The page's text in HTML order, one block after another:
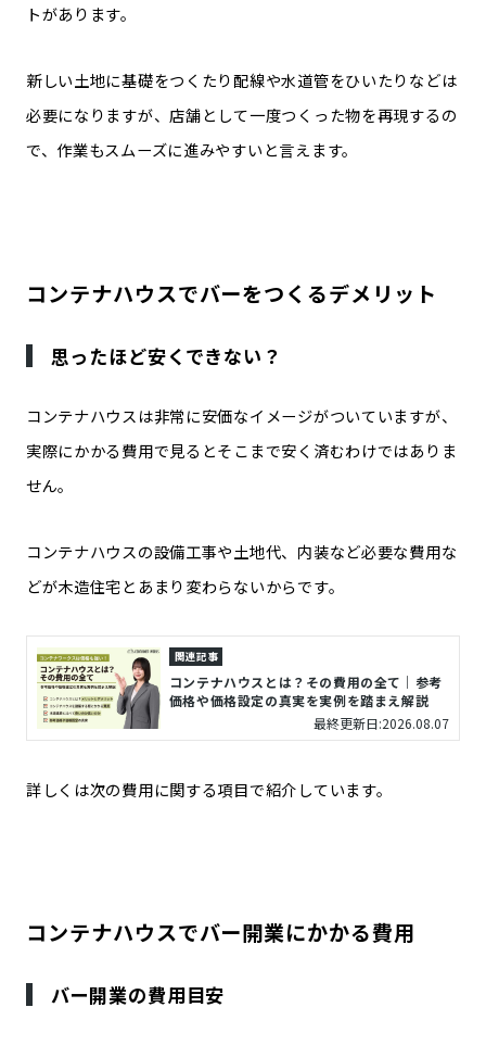
トがあります。
新しい土地に基礎をつくたり配線や水道管をひいたりなどは
必要になりますが、店舗として一度つくった物を再現するの
で、作業もスムーズに進みやすいと言えます。
コンテナハウスでバーをつくるデメリット
思ったほど安くできない？
コンテナハウスは非常に安価なイメージがついていますが、
実際にかかる費用で見るとそこまで安く済むわけではありま
せん。
コンテナハウスの設備工事や土地代、内装など必要な費用な
どが木造住宅とあまり変わらないからです。
関連記事
コンテナハウスとは？その費用の全て｜参考
価格や価格設定の真実を実例を踏まえ解説
最終更新日:2026.08.07
詳しくは次の費用に関する項目で紹介しています。
コンテナハウスでバー開業にかかる費用
バー開業の費用目安